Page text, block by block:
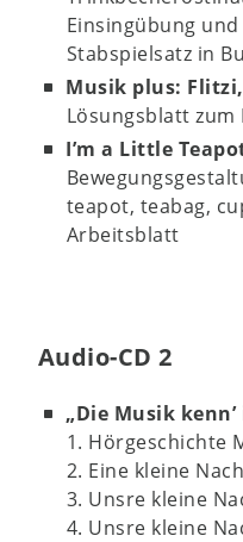
Einsingübung
Stabspielsatz in
Musik plus:
Lösungsblatt zum
I’m a Little
teapot, teabag,
Arbeitsblatt
Audio-CD 2
„Die Musik kenn’
1. Hörgeschichte
2. Eine kleine
3. Unsre kleine
4. Unsre kleine